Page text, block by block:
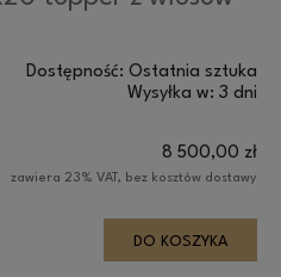
Dostępność: Ostatnia sztuka
Wysyłka w: 3 dni
8 500,00 zł
zawiera 23% VAT, bez kosztów dostawy
DO KOSZYKA